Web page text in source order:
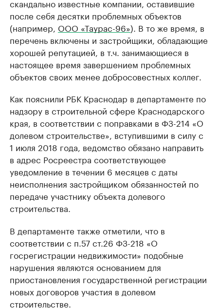
скандально известные компании, оставившие
после себя десятки проблемных объектов
(например, ООО «Таурас-96»). В то же время, в
перечень включены и застройщики, обладающие
хорошей репутацией, в т.ч. занимающиеся в
настоящее время завершением проблемных
объектов своих менее добросовестных коллег.
Как пояснили РБК Краснодар в департаменте по
надзору в строительной сфере Краснодарского
края, в соответствии с поправками в ФЗ-214 «О
долевом строительстве», вступившими в силу с
1 июля 2018 года, ведомство обязано направить
в адрес Росреестра соответствующее
уведомление в течении 6 месяцев с даты
неисполнения застройщиком обязанностей по
передаче участнику объекта долевого
строительства.
В департаменте также отметили, что в
соответствии с п.57 ст.26 ФЗ-218 «О
госрегистрации недвижимости» подобные
нарушения являются основанием для
приостановления государственной регистрации
новых договоров участия в долевом
строительстве.